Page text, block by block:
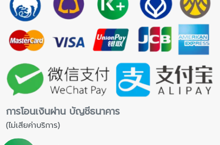
การโอนเงินผ่าน บัญชีธนาคาร
(ไม่เสียค่าบริการ)